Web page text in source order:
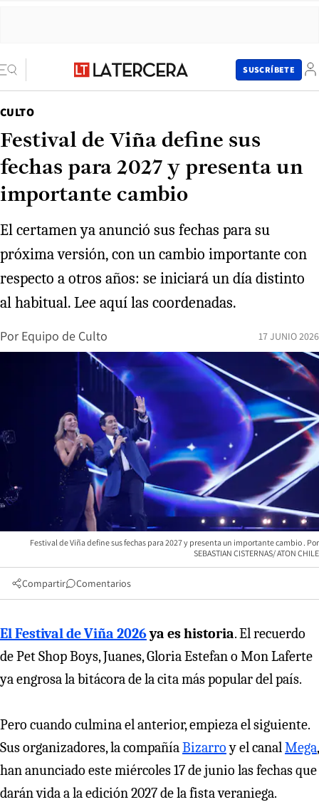
SUSCRÍBETE
CULTO
Festival de Viña define sus
fechas para 2027 y presenta un
importante cambio
El certamen ya anunció sus fechas para su
próxima versión, con un cambio importante con
respecto a otros años: se iniciará un día distinto
al habitual. Lee aquí las coordenadas.
Por Equipo de Culto 17 JUNIO 2026
Festival de Viña define sus fechas para 2027 y presenta un importante cambio
SEBASTIAN CISTERNAS/ ATON CHILE
Compartir Comentarios
El Festival de Viña 2026ya es historia. El recuerdo
de Pet Shop Boys, Juanes, Gloria Estefan o Mon Laferte
ya engrosa la bitácora de la cita más popular del país.
Pero cuando culmina el anterior, empieza el siguiente.
Sus organizadores, la compañíaBizarroy el canalMega,
han anunciado este miércoles 17 de junio las fechas que
darán vida a la edición 2027 de la fista veraniega.